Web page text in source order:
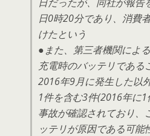
日0時20分であり、消費
けたという
●また、第三者機関によ
充電時のバッテリである
2016年9月に発生した以
1件を含む3件(2016年に
事故が確認されており、
ッテリが原因である可能